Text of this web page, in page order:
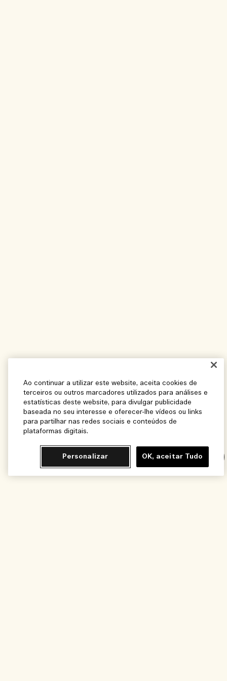
Chat
Ao continuar a utilizar este website, aceita cookies de
terceiros ou outros marcadores utilizados para análises e
estatísticas deste website, para divulgar publicidade
baseada no seu interesse e oferecer-lhe vídeos ou links
para partilhar nas redes sociais e conteúdos de
plataformas digitais.
Personalizar OK, aceitar Tudo